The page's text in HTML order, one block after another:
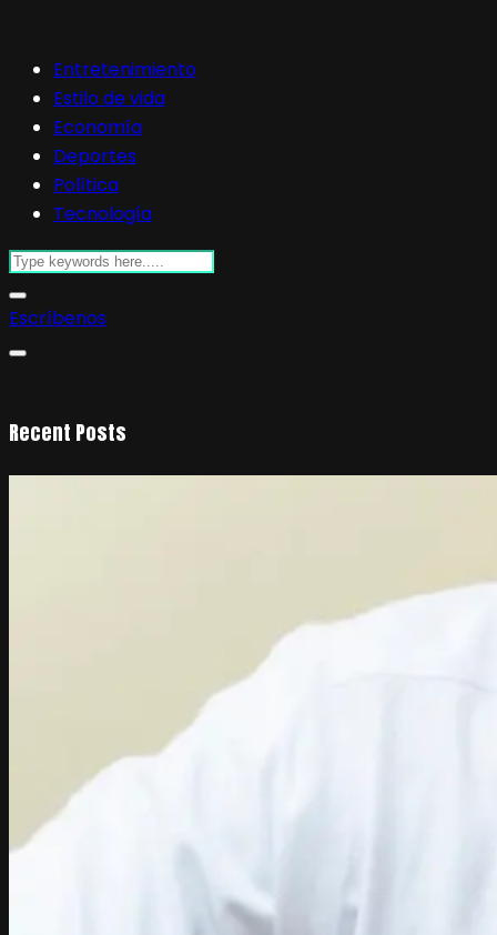
Entretenimiento
Estilo de vida
Economía
Deportes
Política
Tecnología
Escríbenos
Recent Posts